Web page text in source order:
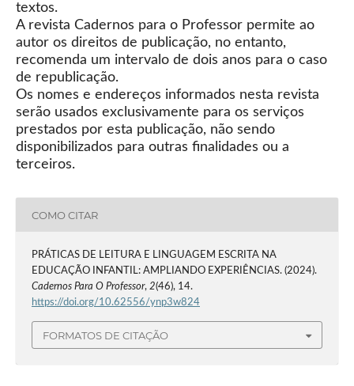
textos.
A revista Cadernos para o Professor permite ao
autor os direitos de publicação, no entanto,
recomenda um intervalo de dois anos para o caso
de republicação.
Os nomes e endereços informados nesta revista
serão usados exclusivamente para os serviços
prestados por esta publicação, não sendo
disponibilizados para outras finalidades ou a
terceiros.
COMO CITAR
PRÁTICAS DE LEITURA E LINGUAGEM ESCRITA NA
EDUCAÇÃO INFANTIL: AMPLIANDO EXPERIÊNCIAS. (2024).
Cadernos Para O Professor, 2(46), 14.
https://doi.org/10.62556/ynp3w824
FORMATOS DE CITAÇÃO